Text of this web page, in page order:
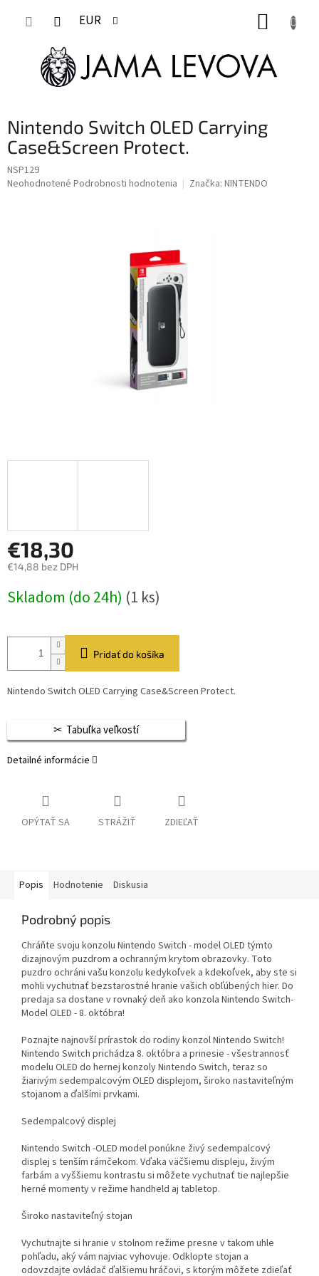
EUR
Nintendo Switch OLED Carrying
Case&Screen Protect.
NSP129
Priemerné
Neohodnotené Podrobnosti hodnotenia Značka: NINTENDO
€18,30
€14,88 bez DPH
cena:
Skladom (do 24h) (1 ks)
Pridať do košíka
Nintendo Switch OLED Carrying Case&Screen Protect.
Tabuľka veľkostí
Detailné informácie
OPÝTAŤ SA STRÁŽIŤ ZDIEĽAŤ
Popis Hodnotenie Diskusia
Podrobný popis
Chráňte svoju konzolu Nintendo Switch - model OLED týmto
dizajnovým puzdrom a ochranným krytom obrazovky. Toto
puzdro ochráni vašu konzolu kedykoľvek a kdekoľvek, aby ste si
mohli vychutnať bezstarostné hranie vašich obľúbených hier. Do
predaja sa dostane v rovnaký deň ako konzola Nintendo Switch-
Model OLED - 8. októbra!
Poznajte najnovší prírastok do rodiny konzol Nintendo Switch!
Nintendo Switch prichádza 8. októbra a prinesie - všestrannosť
modelu OLED do hernej konzoly Nintendo Switch, teraz so
žiarivým sedempalcovým OLED displejom, široko nastaviteľným
stojanom a ďalšími prvkami.
Sedempalcový displej
Nintendo Switch -OLED model ponúkne živý sedempalcový
displej s tenším rámčekom. Vďaka väčšiemu displeju, živým
farbám a vyššiemu kontrastu si môžete vychutnať tie najlepšie
herné momenty v režime handheld aj tabletop.
Široko nastaviteľný stojan
Vychutnajte si hranie v stolnom režime presne v takom uhle
pohľadu, aký vám najviac vyhovuje. Odklopte stojan a
odovzdajte ovládač ďalšiemu hráčovi, s ktorým môžete zdieľať